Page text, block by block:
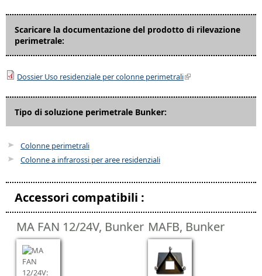
Scaricare la documentazione del prodotto di rilevazione
perimetrale:
Dossier Uso residenziale per colonne perimetrali
Tipo di soluzione perimetrale Bunker:
Colonne perimetrali
Colonne a infrarossi per aree residenziali
Accessori compatibili :
MA FAN 12/24V, Bunker MAFB, Bunker